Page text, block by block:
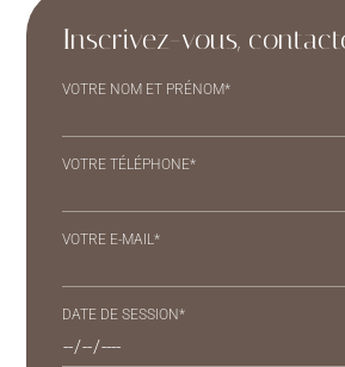
Inscrivez-vous,
VOTRE NOM ET PRÉNOM*
VOTRE TÉLÉPHONE*
VOTRE E-MAIL*
DATE DE SESSION*